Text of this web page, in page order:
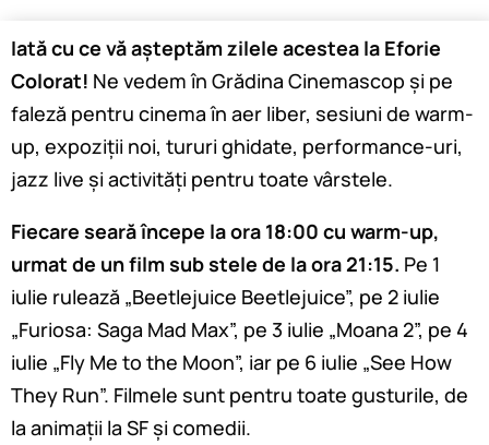
Iată cu ce vă așteptăm zilele acestea la Eforie
Colorat! Ne vedem în Grădina Cinemascop și pe
faleză pentru cinema în aer liber, sesiuni de warm-
up, expoziții noi, tururi ghidate, performance-uri,
jazz live și activități pentru toate vârstele.
Fiecare seară începe la ora 18:00 cu warm-up,
urmat de un film sub stele de la ora 21:15. Pe 1
iulie rulează „Beetlejuice Beetlejuice”, pe 2 iulie
„Furiosa: Saga Mad Max”, pe 3 iulie „Moana 2”, pe 4
iulie „Fly Me to the Moon”, iar pe 6 iulie „See How
They Run”. Filmele sunt pentru toate gusturile, de
la animații la SF și comedii.